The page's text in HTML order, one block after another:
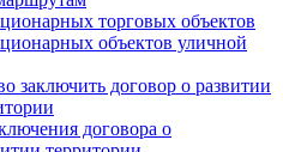
торговых объектов
объектов уличной
заключить договор о развитии
договора о